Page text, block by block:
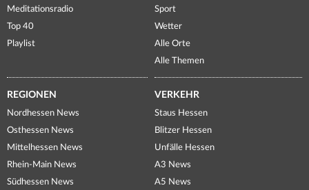
Meditationsradio
Top 40
Playlist
Sport
Wetter
Alle Orte
Alle Themen
REGIONEN
Nordhessen News
Osthessen News
Mittelhessen News
Rhein-Main News
Südhessen News
VERKEHR
Staus Hessen
Blitzer Hessen
Unfälle Hessen
A3 News
A5 News